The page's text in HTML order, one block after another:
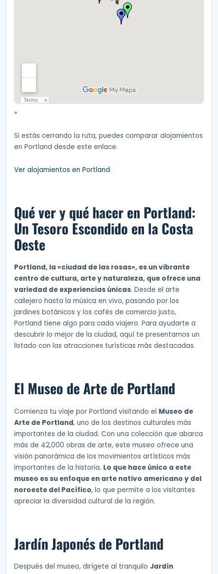
»
Si estás cerrando la ruta, puedes comparar alojamientos
en Portland desde este enlace.
Ver alojamientos en Portland
Qué ver y qué hacer en Portland:
Un Tesoro Escondido en la Costa
Oeste
Portland, la «ciudad de las rosas», es un vibrante
centro de cultura, arte y naturaleza, que ofrece una
variedad de experiencias únicas. Desde el arte
callejero hasta la música en vivo, pasando por los
jardines botánicos y los cafés de comercio justo,
Portland tiene algo para cada viajero. Para ayudarte a
descubrir lo mejor de la ciudad, aquí te presentamos un
listado con las atracciones turísticas más destacadas.
El Museo de Arte de Portland
Comienza tu viaje por Portland visitando el Museo de
Arte de Portland, uno de los destinos culturales más
importantes de la ciudad. Con una colección que abarca
más de 42,000 obras de arte, este museo ofrece una
visión panorámica de los movimientos artísticos más
importantes de la historia. Lo que hace único a este
museo es su enfoque en arte nativo americano y del
noroeste del Pacífico, lo que permite a los visitantes
apreciar la diversidad cultural de la región.
Jardín Japonés de Portland
Después del museo, dirígete al tranquilo Jardín